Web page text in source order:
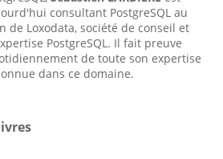
consultant PostgreSQL au
de Loxodata, société de conseil et
PostgreSQL. Il fait preuve
de toute son expertise
dans ce domaine.